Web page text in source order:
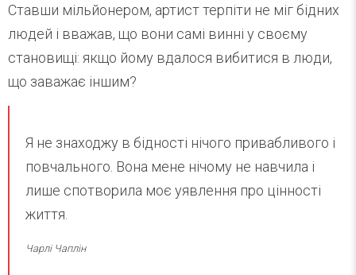
Ставши мільйонером, артист терпіти не міг бідних
людей і вважав, що вони самі винні у своєму
становищі: якщо йому вдалося вибитися в люди,
що заважає іншим?
Я не знаходжу в бідності нічого привабливого і
повчального. Вона мене нічому не навчила і
лише спотворила моє уявлення про цінності
життя.
Чарлі Чаплін